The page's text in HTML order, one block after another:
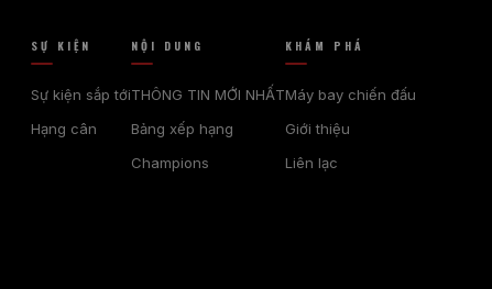
SỰ KIỆN
Sự kiện sắp tới
Hạng cân
NỘI DUNG
THÔNG TIN MỚI NHẤT
Bảng xếp hạng
Champions
KHÁM PHÁ
Máy bay chiến đấu
Giới thiệu
Liên lạc